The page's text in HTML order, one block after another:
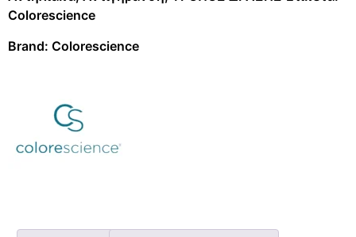
Colorescience
Brand: Colorescience